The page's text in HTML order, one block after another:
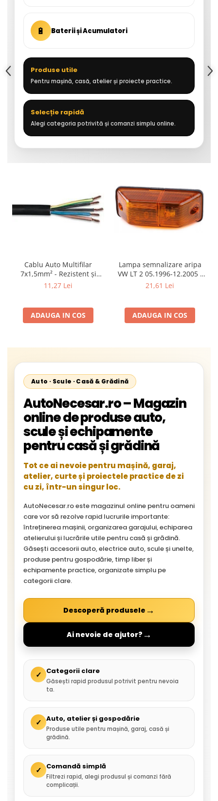
🔋 Baterii și Acumulatori
Produse utile
Pentru mașină, casă, atelier și proiecte practice.
Selecție rapidă
Alegi categoria potrivită și comanzi simplu online.
Cablu Auto Multifilar
7x1,5mm² - Rezistent și
Flexibil pentru Remorci 12V-
11,27 Lei
ADAUGA IN COS
Lampa semnalizare aripa
VW LT 2 05.1996-12.2005 ;
Mercedes Sprinter 1995-
Neoplan Euroliner,
Starliner,Centroliner,
21,61 Lei
ADAUGA IN COS
Auto · Scule · Casă & Grădină
AutoNecesar.ro – Magazin
online de produse auto,
scule și echipamente
pentru casă și grădină
Tot ce ai nevoie pentru mașină, garaj,
atelier, curte și proiectele practice de zi
cu zi, într-un singur loc.
AutoNecesar.ro este magazinul online pentru oameni
care vor să rezolve rapid lucrurile importante:
întreținerea mașinii, organizarea garajului, echiparea
atelierului și lucrările utile pentru casă și grădină.
Găsești accesorii auto, electrice auto, scule și unelte,
produse pentru gospodărie, timp liber și
echipamente practice, organizate simplu pe
categorii clare.
Descoperă produsele →
Ai nevoie de ajutor? →
✓ Categorii clare
Găsești rapid produsul potrivit pentru nevoia
ta.
✓ Auto, atelier și gospodărie
Produse utile pentru mașină, garaj, casă și
grădină.
✓ Comandă simplă
Filtrezi rapid, alegi produsul și comanzi fără
complicații.